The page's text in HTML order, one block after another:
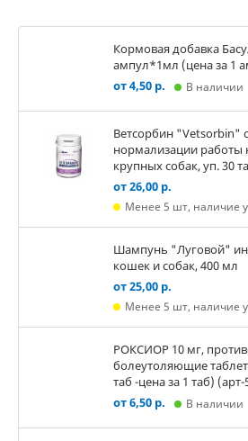
Кормовая добавка
ампул*1мл (цена за 1
от 4,50 р.
В наличии
Ветсорбин "Vetsorbin"
нормализации работы
крупных собак, уп. 30
от 26,00 р.
Менее 5 шт, наличие
Шампунь "Луговой"
кошек и собак, 400 мл
от 25,00 р.
Менее 5 шт, наличие
РОКСИОР 10 мг,
болеутоляющие
таб -цена за 1 таб) (арт-
от 6,50 р.
В наличии